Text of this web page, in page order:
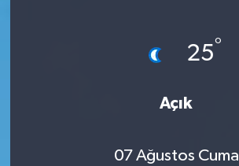
25°
Açık
07 Ağustos Cuma